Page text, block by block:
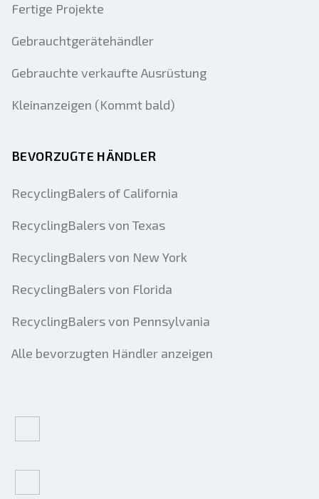
Fertige Projekte
Gebrauchtgerätehändler
Gebrauchte verkaufte Ausrüstung
Kleinanzeigen (Kommt bald)
BEVORZUGTE HÄNDLER
RecyclingBalers of California
RecyclingBalers von Texas
RecyclingBalers von New York
RecyclingBalers von Florida
RecyclingBalers von Pennsylvania
Alle bevorzugten Händler anzeigen